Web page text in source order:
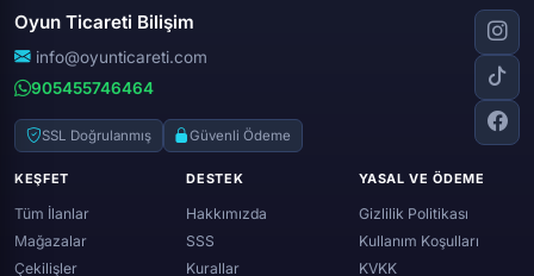
Minecraft
Lost ark
World of warcraft
Zula
Wolfteam
Black desert online
Genshin ımpact
Discord
Youtube
Twitter (x)
Spotify
Oyun Ticareti Bilişim
info@oyunticareti.com
905455746464
SSL Doğrulanmış Güvenli Ödeme
KEŞFET
Tüm İlanlar
Mağazalar
Çekilişler
DESTEK
Hakkımızda
SSS
Kurallar
YASAL VE ÖDEME
Gizlilik Politikası
Kullanım Koşulları
KVKK